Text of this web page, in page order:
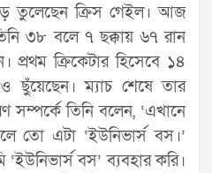
তুলেছেন ক্রিস গেইল। আজ
৩৮ বলে ৭ ছক্কায় ৬৭ রান
ক্রিকেটার হিসেবে ১৪
ছুঁয়েছেন। ম্যাচ শেষে তার
সম্পর্কে তিনি বলেন, ‘এখানে
তো এটা ‘ইউনিভার্স বস।’
বস’ ব্যবহার করি।